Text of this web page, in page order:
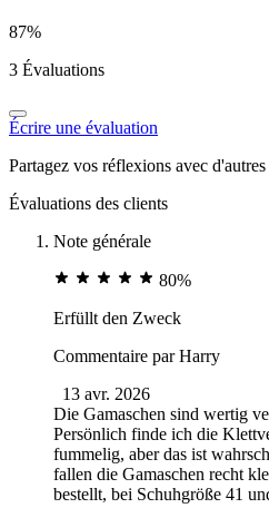
87%
3 Évaluations
Écrire une évaluation
Partagez vos réflexions avec
Évaluations des clients
Note générale
80%
Erfüllt den Zweck
Commentaire parHarry
13 avr. 2026
Die Gamaschen sind wertig
Persönlich finde ich die
fummelig, aber das ist
fallen die Gamaschen recht
bestellt, bei Schuhgröße 41